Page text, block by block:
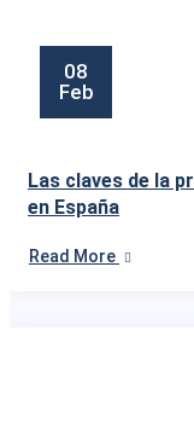
08
Feb
Las claves de la
en España
Read More